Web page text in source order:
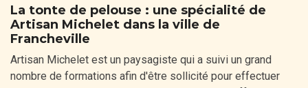
La tonte de pelouse : une spécialité de
Artisan Michelet dans la ville de
Francheville
Artisan Michelet est un paysagiste qui a suivi un grand
nombre de formations afin d'être sollicité pour effectuer